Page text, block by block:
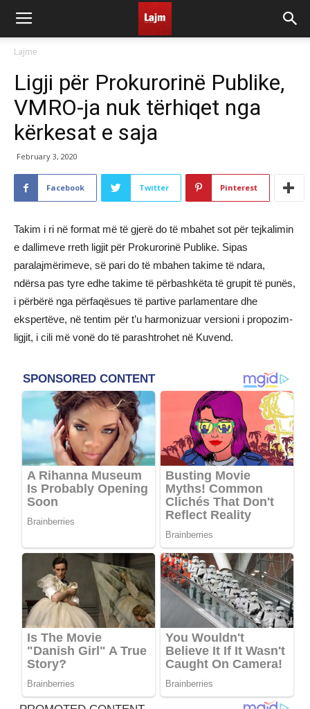
Lajme
Ligji për Prokurorinë Publike,
VMRO-ja nuk tërhiqet nga
kërkesat e saja
February 3, 2020
Facebook Twitter Pinterest
Takim i ri në format më të gjerë do të mbahet sot për tejkalimin
e dallimeve rreth ligjit për Prokurorinë Publike. Sipas
paralajmërimeve, së pari do të mbahen takime të ndara,
ndërsa pas tyre edhe takime të përbashkëta të grupit të punës,
i përbërë nga përfaqësues të partive parlamentare dhe
ekspertëve, në tentim për t’u harmonizuar versioni i propozim-
ligjit, i cili më vonë do të parashtrohet në Kuvend.